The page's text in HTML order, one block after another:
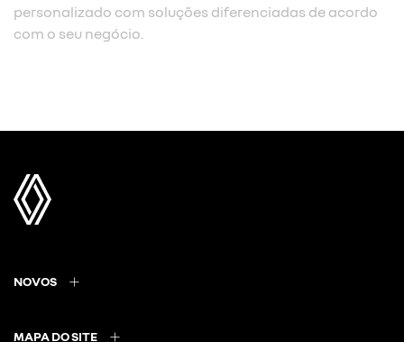
personalizado com soluções diferenciadas de acordo
com o seu negócio.
NOVOS
MAPA DO SITE